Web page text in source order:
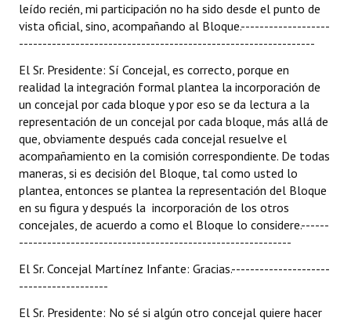
leído recién, mi participación no ha sido desde el punto de
vista oficial, sino, acompañando al Bloque.-------------------
---------------------------------------------------------------
El Sr. Presidente: Sí Concejal, es correcto, porque en
realidad la integración formal plantea la incorporación de
un concejal por cada bloque y por eso se da lectura a la
representación de un concejal por cada bloque, más allá de
que, obviamente después cada concejal resuelve el
acompañamiento en la comisión correspondiente. De todas
maneras, si es decisión del Bloque, tal como usted lo
plantea, entonces se plantea la representación del Bloque
en su figura y después la incorporación de los otros
concejales, de acuerdo a como el Bloque lo considere.------
----------------------------------------------------------
El Sr. Concejal Martínez Infante: Gracias.---------------------
-------------------
El Sr. Presidente: No sé si algún otro concejal quiere hacer